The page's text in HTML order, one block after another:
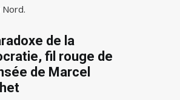
Nord.
de la
fil rouge de
de Marcel